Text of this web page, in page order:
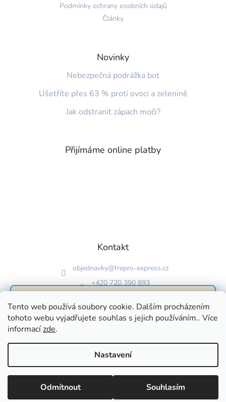
Tento web používá soubory cookie. Dalším procházením
tohoto webu vyjadřujete souhlas s jejich používáním.. Více
informacízde.
Nastavení
Odmítnout Souhlasím
Neuvěřitelná 30denní
100% garance
spokojenosti
otázek vrátíme peníze zpět. Zboží nám zpět
posílat nemusíte.
Podmínky ochrany osobních údajů
Články
Novinky
Nebezpečná podrážka bot
Ušetříte přes 63 % proti ovoci a zelenině
Jak odstranit zápach moči?
Přijímáme online platby
Kontakt
objednavky@frepro-express.cz
+420 720 390 893
Vytvořil Shoptet
Upravit nastavení cookies